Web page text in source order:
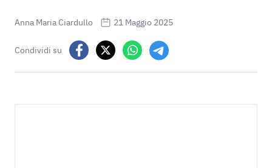
Anna Maria Ciardullo 21 Maggio 2025
Condividi su